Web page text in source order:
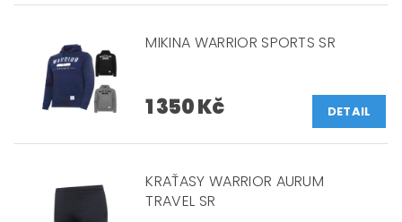
MIKINA WARRIOR SPORTS SR
1 350 Kč DETAIL
KRAŤASY WARRIOR AURUM
TRAVEL SR